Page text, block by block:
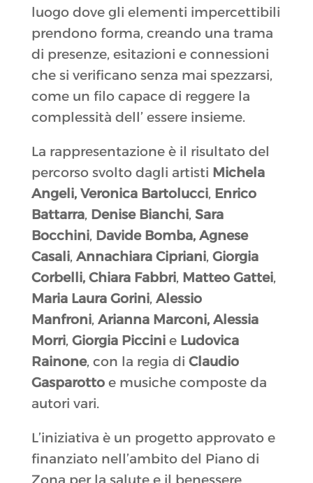
luogo dove gli elementi impercettibili
prendono forma, creando una trama
di presenze, esitazioni e connessioni
che si verificano senza mai spezzarsi,
come un filo capace di reggere la
complessità dell’ essere insieme.
La rappresentazione è il risultato del
percorso svolto dagli artisti Michela
Angeli, Veronica Bartolucci, Enrico
Battarra, Denise Bianchi, Sara
Bocchini, Davide Bomba, Agnese
Casali, Annachiara Cipriani, Giorgia
Corbelli, Chiara Fabbri, Matteo Gattei,
Maria Laura Gorini, Alessio
Manfroni, Arianna Marconi, Alessia
Morri, Giorgia Piccinie Ludovica
Rainone, con la regia di Claudio
Gasparottoe musiche composte da
autori vari.
L’iniziativa è un progetto approvato e
finanziato nell’ambito del Piano di
Zona per la salute e il benessere